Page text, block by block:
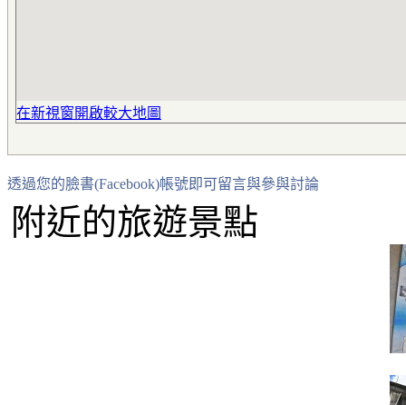
在新視窗開啟較大地圖
透過您的臉書(Facebook)帳號即可留言與參與討論
附近的旅遊景點